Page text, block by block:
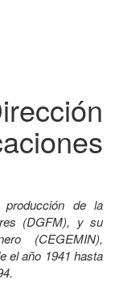
de la
(DGFM), y su
(CEGEMIN),
el año 1941 hasta